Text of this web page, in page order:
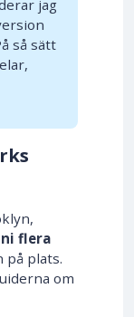
jag
så sätt
flera
på plats.
om